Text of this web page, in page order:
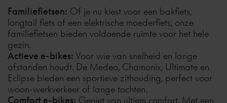
Familiefietsen: Of je nu kiest voor een bakfiets,
longtail fiets of een elektrische moederfiets, onze
familiefietsen bieden voldoende ruimte voor het hele
gezin.
Actieve e-bikes: Voor wie van snelheid en lange
afstanden houdt. De Medeo, Chamonix, Ultimate en
Eclipse bieden een sportieve zithouding, perfect voor
woon-werkverkeer of lange tochten.
Comfort e-bikes: Geniet van ultiem comfort. Met een